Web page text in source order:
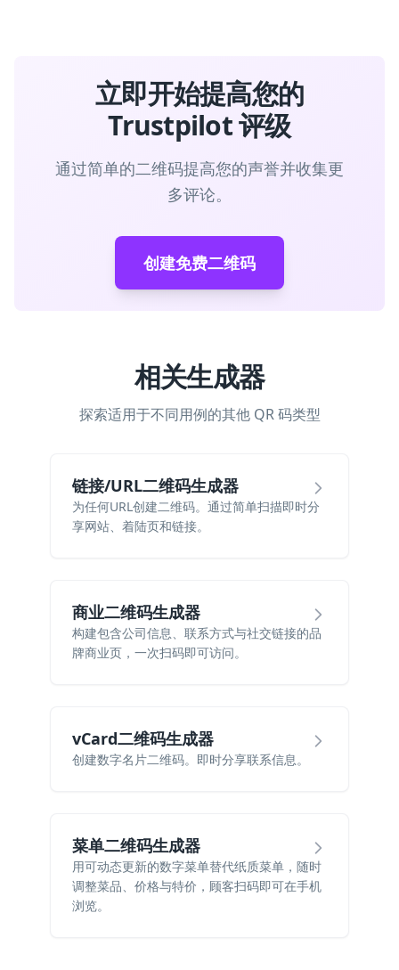
立即开始提高您的
Trustpilot 评级
通过简单的二维码提高您的声誉并收集更
多评论。
创建免费二维码
相关生成器
探索适用于不同用例的其他 QR 码类型
链接/URL二维码生成器
为任何URL创建二维码。通过简单扫描即时分
享网站、着陆页和链接。
商业二维码生成器
构建包含公司信息、联系方式与社交链接的品
牌商业页，一次扫码即可访问。
vCard二维码生成器
创建数字名片二维码。即时分享联系信息。
菜单二维码生成器
用可动态更新的数字菜单替代纸质菜单，随时
调整菜品、价格与特价，顾客扫码即可在手机
浏览。